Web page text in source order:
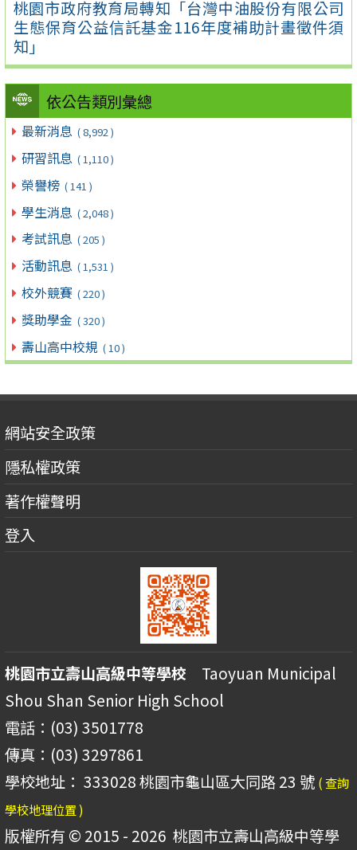
桃園市政府教育局轉知「台灣中油股份有限公司
生態保育公益信託基金116年度補助計畫徵件須
知」
依公告類別彙總
最新消息 ( 8,992 )
研習訊息 ( 1,110 )
榮譽榜 ( 141 )
學生消息 ( 2,048 )
考試訊息 ( 205 )
活動訊息 ( 1,531 )
校外競賽 ( 220 )
獎助學金 ( 320 )
壽山高中校規 ( 10 )
網站安全政策
隱私權政策
著作權聲明
登入
桃園市立壽山高級中等學校 Taoyuan Municipal
Shou Shan Senior High School
電話：(03) 3501778
傳真：(03) 3297861
學校地址： 333028 桃園市龜山區大同路 23 號 ( 查詢
學校地理位置 )
版權所有 © 2015 - 2026 桃園市立壽山高級中等學